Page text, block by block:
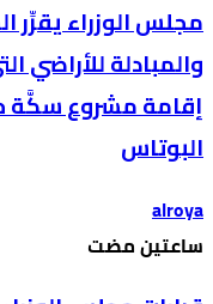
مجلس الوزراء يقرِّر
والمبادلة للأراضي
إقامة مشروع سكَّة
البوتاس
alroya
‫‫‫‏‫ساعتين مضت‬